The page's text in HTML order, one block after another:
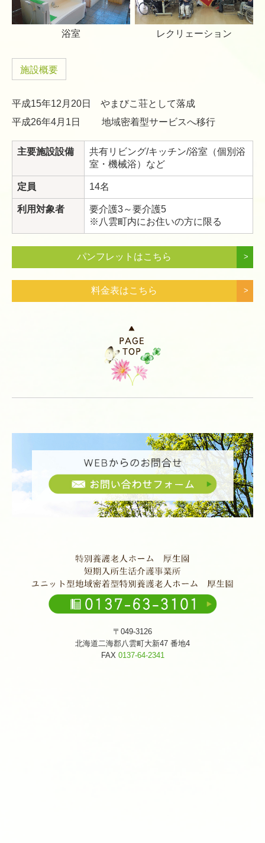
浴室 レクリェーション
施設概要
平成15年12月20日 やまびこ荘として落成
平成26年4月1日 地域密着型サービスへ移行
主要施設設備
共有リビング/キッチン/浴室（個別浴
室・機械浴）など
定員 14名
利用対象者
要介護3～要介護5
※八雲町内にお住いの方に限る
パンフレットはこちら >
料金表はこちら >
〒049-3126
北海道二海郡八雲町大新47 番地4
FAX 0137-64-2341